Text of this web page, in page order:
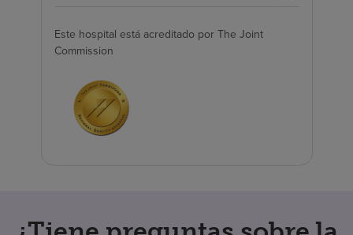
Este hospital está acreditado por The Joint
Commission